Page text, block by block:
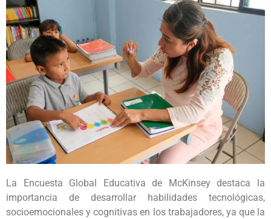
La Encuesta Global Educativa de McKinsey destaca la
importancia de desarrollar habilidades tecnológicas,
socioemocionales y cognitivas en los trabajadores, ya que la